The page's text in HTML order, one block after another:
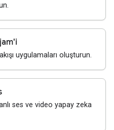
uygulamaları oluşturun.
ses ve video yapay zeka